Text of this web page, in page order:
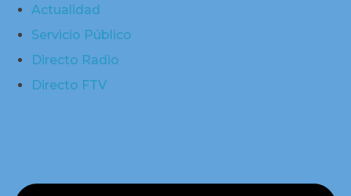
Actualidad
Servicio Público
Directo Radio
Directo FTV